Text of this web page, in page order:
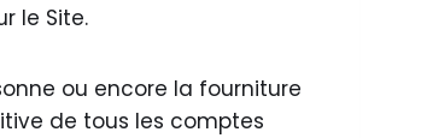
le Site.
ou encore la fourniture
de tous les comptes